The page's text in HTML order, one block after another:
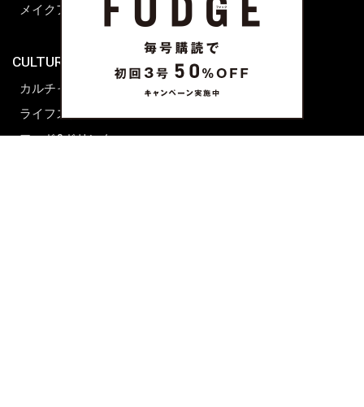
メイクアップティップス
CULTURE & LIFE
カルチャー
ライフスタイル
フード&ドリンク
ライフスタイル